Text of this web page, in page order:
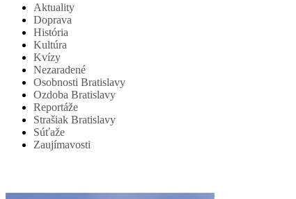
Aktuality
Doprava
História
Kultúra
Kvízy
Nezaradené
Osobnosti Bratislavy
Ozdoba Bratislavy
Reportáže
Strašiak Bratislavy
Súťaže
Zaujímavosti